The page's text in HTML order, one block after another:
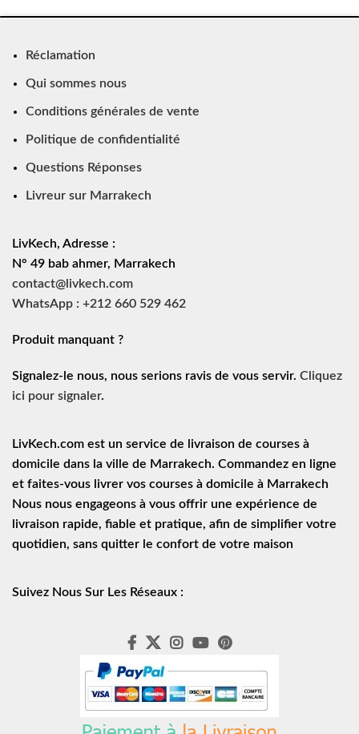
Réclamation
Qui sommes nous
Conditions générales de vente
Politique de confidentialité
Questions Réponses
Livreur sur Marrakech
LivKech, Adresse :
N° 49 bab ahmer, Marrakech
contact@livkech.com
WhatsApp : +212 660 529 462
Produit manquant ?
Signalez-le nous, nous serions ravis de vous servir. Cliquez
ici pour signaler.
LivKech.com est un service de
livraison de courses à
domicile dans la ville de Marrakech. Commandez en ligne
et faites-vous livrer vos courses à domicile à Marrakech
Nous nous engageons à vous offrir une expérience de
livraison rapide, fiable et pratique, afin de simplifier votre
quotidien, sans quitter le confort de votre maison
Suivez Nous Sur Les Réseaux :